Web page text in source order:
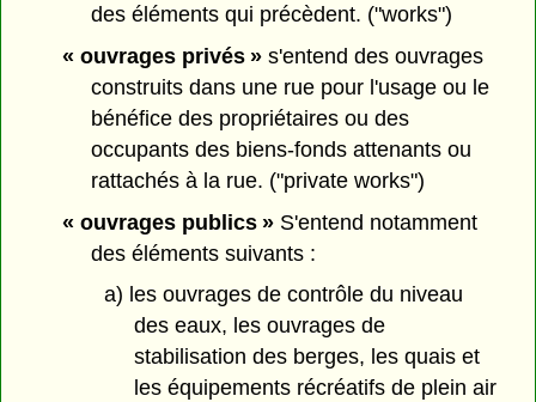
des éléments qui précèdent. ("works")
« ouvrages privés »s'entend des ouvrages
construits dans une rue pour l'usage ou le
bénéfice des propriétaires ou des
occupants des biens-fonds attenants ou
rattachés à la rue. ("private works")
« ouvrages publics »S'entend notamment
des éléments suivants :
a) les ouvrages de contrôle du niveau
des eaux, les ouvrages de
stabilisation des berges, les quais et
les équipements récréatifs de plein air